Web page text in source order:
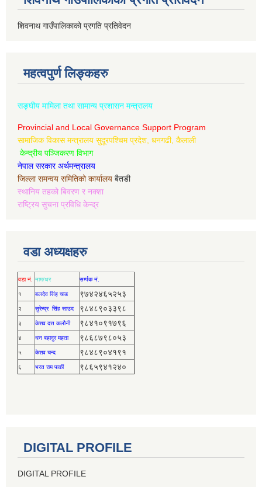
शिवनाथ गाउँपालिकाको प्रगति प्रतिवेदन
महत्वपुर्ण लिङ्कहरु
सङ्घीय मामिला तथा सामान्य प्रशासन मन्त्रालय
Provincial and Local Governance Support Program
सामाजिक विकास मन्त्रालय सुदूरपश्चिम प्रदेश, धनगढी, कैलाली
केन्द्रीय पञ्जिकरण विभाग
नेपाल सरकार अर्थमन्त्रालय
जिल्ला समन्वय समितिको कार्यालय बैतडी
स्थानिय तहको बिवरण र नक्शा
राष्ट्रिय सुचना प्रविधि केन्द्र
वडा अध्यक्षहरु
वडा नं. नाम/थर सर्म्पक नं.
१ बलदेव सिंह चाड ९७४२४६५२५३
२ सुरेन्द्र सिंह साउद ९८४८९०३३९८
३ केशव दत्त कलौनी ९८४१०९१७९६
४ धन बहादुर महता ९८६८७९८०५३
५ केशव चन्द ९८४८९०४१९१
६ भरत राम पार्की ९८६५९४१२४०
DIGITAL PROFILE
DIGITAL PROFILE